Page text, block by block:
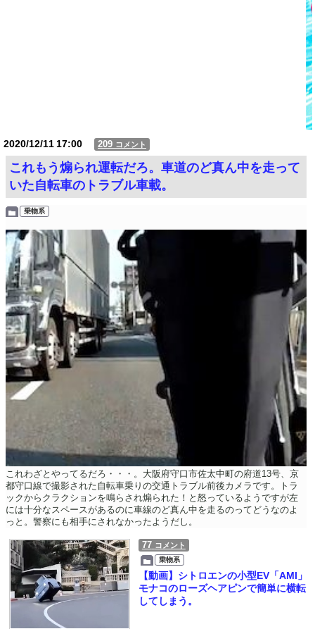
2020/12/1117:00 209 コメント
これもう煽られ運転だろ。車道のど真ん中を走って
いた自転車のトラブル車載。
乗物系
これわざとやってるだろ・・・。大阪府守口市佐太中町の府道13号、京
都守口線で撮影された自転車乗りの交通トラブル前後カメラです。トラ
ックからクラクションを鳴らされ煽られた！と怒っているようですが左
には十分なスペースがあるのに車線のど真ん中を走るのってどうなのよ
っと。警察にも相手にされなかったようだし。
77 コメント
乗物系
【動画】シトロエンの小型EV「AMI」
モナコのローズヘアピンで簡単に横転
してしまう。